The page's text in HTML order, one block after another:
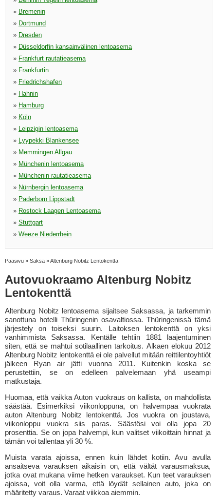
» Bremenin
» Dortmund
» Dresden
» Düsseldorfin kansainvälinen lentoasema
» Frankfurt rautatieasema
» Frankfurtin
» Friedrichshafen
» Hahnin
» Hamburg
» Köln
» Leipzigin lentoasema
» Lyypekki Blankensee
» Memmingen Allgau
» Münchenin lentoasema
» Münchenin rautatieasema
» Nürnbergin lentoasema
» Paderborn Lippstadt
» Rostock Laagen Lentoasema
» Stuttgart
» Weeze Niederrhein
Pääsivu » Saksa »Altenburg Nobitz Lentokenttä
Autovuokraamo Altenburg Nobitz
Lentokenttä
Altenburg Nobitz lentoasema sijaitsee Saksassa, ja tarkemmin
sanottuna hotelli Thüringenin osavaltiossa. Thüringenissä tämä
järjestely on toiseksi suurin. Laitoksen lentokenttä on yksi
vanhimmista Saksassa. Kentälle tehtiin 1881 laajentuminen
siten, että se mahtui sotilaallinen tarkoitus. Alkaen elokuu 2012
Altenburg Nobitz lentokenttä ei ole palvellut mitään reittilentoyhtiöt
jälkeen Ryan air jätti vuonna 2011. Kuitenkin koska se
perustettiin, se on edelleen palvelemaan yhä useampi
matkustaja.
Huomaa, että vaikka Auton vuokraus on kallista, on mahdollista
säästää. Esimerkiksi viikonloppuna, on halvempaa vuokrata
auton Altenburg Nobitz lentokenttä. Jos vuokra on joustava,
viikonloppu vuokra siis paras. Säästösi voi olla jopa 20
prosenttia. Se on jopa halvempi, kun valitset viikoittain hinnat ja
tämän voi tallentaa yli 30 %.
Muista varata ajoissa, ennen kuin lähdet kotiin. Avu avulla
ansaitseva varauksen aikaisin on, että vältät varausmaksua,
jotka ovat mukana viime hetken varaukset. Kun teet varauksen
ajoissa, voit olla varma, että löydät sellainen auto, joka on
määritetty varaus. Varaat viikkoa aiemmin.